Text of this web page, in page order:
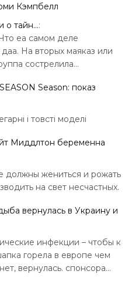
Кэмпбелл
о тайн...:
еа самом деле
На вторых маяказ или
сострелила…
Season: показ
і товсті моделі
Миддлтон беременна
должны жениться и рожать
на свет несчастных.
вернулась в Украину и
инфекции – чтобы к
горела в европе чем
вернулась. спонсора…